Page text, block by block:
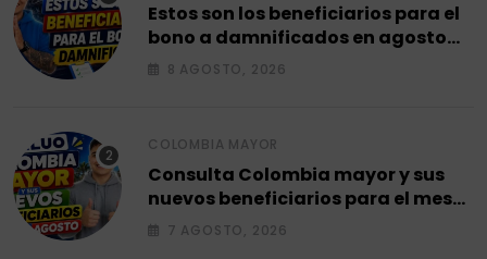
Estos son los beneficiarios para el
bono a damnificados en agosto
2026.
8 AGOSTO, 2026
COLOMBIA MAYOR
Consulta Colombia mayor y sus
nuevos beneficiarios para el mes
de agosto 2026.
7 AGOSTO, 2026